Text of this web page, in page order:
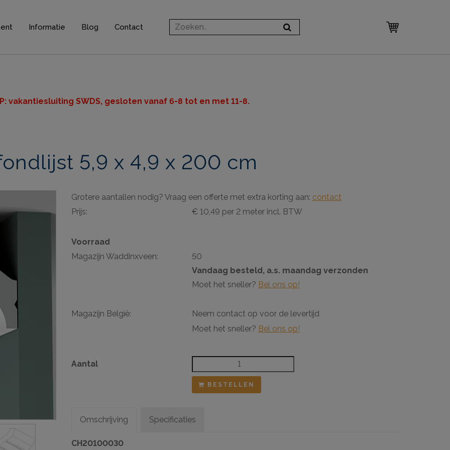
ophangsysteem
Informatie Blog Contact
vakantiesluiting SWDS, gesloten vanaf 6-8 tot en met 11-8.
5,9 x 4,9 x 200 cm
Grotere aantallen nodig? Vraag een offerte met extra korting aan: contact
Prijs:
€ 10,49 per 2 meter incl. BTW
Voorraad
Magazijn Waddinxveen:
50
Vandaag besteld, a.s. maandag verzonden
Moet het sneller? Bel ons op!
Magazijn België:
Neem contact op voor de levertijd
Moet het sneller? Bel ons op!
Aantal
BESTELLEN
Omschrijving
CH20100030
Specificaties